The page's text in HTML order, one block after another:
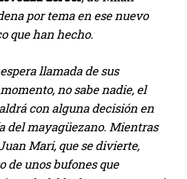
por tema en ese nuevo
que han hecho.
llamada de sus
no sabe nadie, el
con alguna decisión en
del mayagüezano. Mientras
Mari, que se divierte,
de unos bufones que